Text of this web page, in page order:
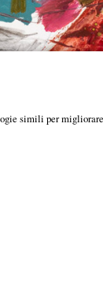
simili per migliorare